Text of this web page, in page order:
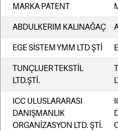
MARKA PATENT
ABDULKERIM KALINAĞAÇ
EGE SİSTEM YMM LTD ŞTİ
TUNÇLUER TEKSTİL
LTD.ŞTİ.
ICC ULUSLARARASI
DANIŞMANLIK
ORGANİZASYON LTD. ŞTİ.